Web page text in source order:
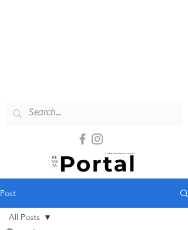
Post
All Posts